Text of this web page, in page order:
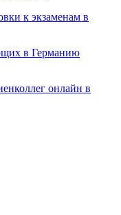
к экзаменам в
в Германию
онлайн в